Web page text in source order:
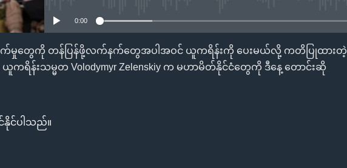
0:00
ခိုက်မှုတွေကို တန်ပြန်ဖို့လက်နက်တွေအပါအဝင် ယူကရိန်းကို ပေးမယ်လို့ ကတိပြုထားတဲ့
ရိန်းသမ္မတ Volodymyr Zelenskiy က မဟာမိတ်နိုင်ငံတွေကို ဒီနေ့ တောင်းဆို
နိုင်ပါသည်။